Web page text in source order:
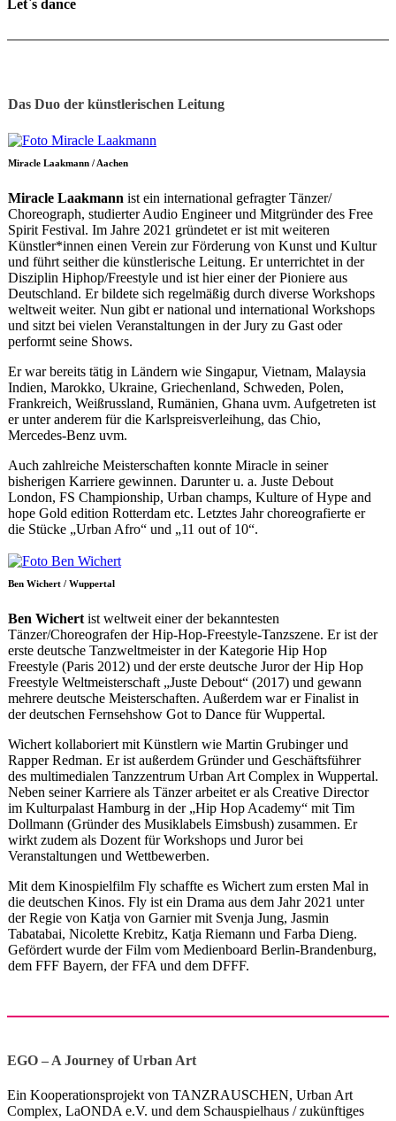
Let`s dance
Das Duo der künstlerischen Leitung
Miracle Laakmann / Aachen
Miracle Laakmann ist ein international gefragter Tänzer/
Choreograph, studierter Audio Engineer und Mitgründer des Free
Spirit Festival. Im Jahre 2021 gründetet er ist mit weiteren
Künstler*innen einen Verein zur Förderung von Kunst und Kultur
und führt seither die künstlerische Leitung. Er unterrichtet in der
Disziplin Hiphop/Freestyle und ist hier einer der Pioniere aus
Deutschland. Er bildete sich regelmäßig durch diverse Workshops
weltweit weiter. Nun gibt er national und international Workshops
und sitzt bei vielen Veranstaltungen in der Jury zu Gast oder
performt seine Shows.
Er war bereits tätig in Ländern wie Singapur, Vietnam, Malaysia
Indien, Marokko, Ukraine, Griechenland, Schweden, Polen,
Frankreich, Weißrussland, Rumänien, Ghana uvm. Aufgetreten ist
er unter anderem für die Karlspreisverleihung, das Chio,
Mercedes-Benz uvm.
Auch zahlreiche Meisterschaften konnte Miracle in seiner
bisherigen Karriere gewinnen. Darunter u. a. Juste Debout
London, FS Championship, Urban champs, Kulture of Hype and
hope Gold edition Rotterdam etc. Letztes Jahr choreografierte er
die Stücke „Urban Afro“ und „11 out of 10“.
Ben Wichert / Wuppertal
Ben Wichert ist weltweit einer der bekanntesten
Tänzer/Choreografen der Hip-Hop-Freestyle-Tanzszene. Er ist der
erste deutsche Tanzweltmeister in der Kategorie Hip Hop
Freestyle (Paris 2012) und der erste deutsche Juror der Hip Hop
Freestyle Weltmeisterschaft „Juste Debout“ (2017) und gewann
mehrere deutsche Meisterschaften. Außerdem war er Finalist in
der deutschen Fernsehshow Got to Dance für Wuppertal.
Wichert kollaboriert mit Künstlern wie Martin Grubinger und
Rapper Redman. Er ist außerdem Gründer und Geschäftsführer
des multimedialen Tanzzentrum Urban Art Complex in Wuppertal.
Neben seiner Karriere als Tänzer arbeitet er als Creative Director
im Kulturpalast Hamburg in der „Hip Hop Academy“ mit Tim
Dollmann (Gründer des Musiklabels Eimsbush) zusammen. Er
wirkt zudem als Dozent für Workshops und Juror bei
Veranstaltungen und Wettbewerben.
Mit dem Kinospielfilm Fly schaffte es Wichert zum ersten Mal in
die deutschen Kinos. Fly ist ein Drama aus dem Jahr 2021 unter
der Regie von Katja von Garnier mit Svenja Jung, Jasmin
Tabatabai, Nicolette Krebitz, Katja Riemann und Farba Dieng.
Gefördert wurde der Film vom Medienboard Berlin-Brandenburg,
dem FFF Bayern, der FFA und dem DFFF.
EGO – A Journey of Urban Art
Ein Kooperationsprojekt von TANZRAUSCHEN, Urban Art
Complex, LaONDA e.V. und dem Schauspielhaus / zukünftiges